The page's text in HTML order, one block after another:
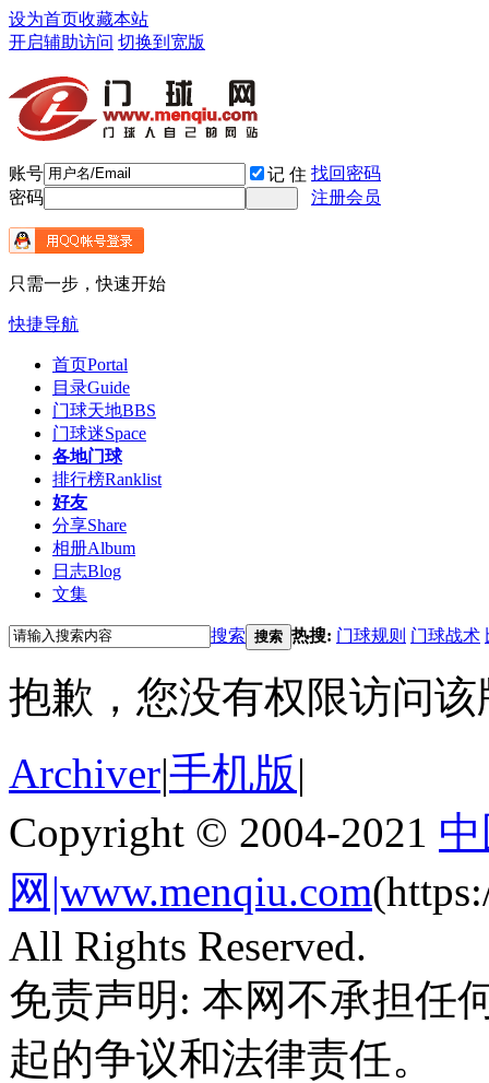
设为首页收藏本站
开启辅助访问 切换到宽版
账号 记 住 找回密码
密码
注册会员
只需一步，快速开始
快捷导航
首页Portal
目录Guide
门球天地BBS
门球迷Space
各地门球
排行榜Ranklist
好友
分享Share
相册Album
日志Blog
文集
搜索 搜索 热搜: 门球规则 门球战术
抱歉，您没有权限访问该
Archiver|手机版|
Copyright © 2004-2021
网|www.menqiu.com
All Rights Reserved.
免责声明: 本网不承担任
起的争议和法律责任。